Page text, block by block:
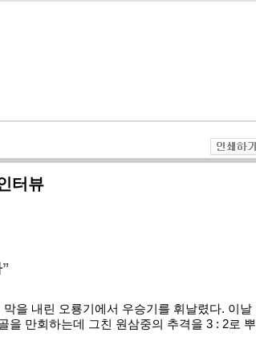
터뷰
을 내린 오룡기에서 우승기를 휘날렸다. 이날
을 만회하는데 그친 원삼중의 추격을 3 : 2로 뿌